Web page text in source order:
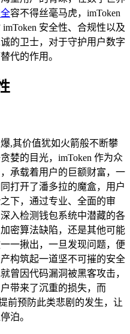
容不得丝毫马虎，imToken
安全性、合规性以及
的卫士，对于守护用户数字
代的作用。
,其价值犹如火箭般不断攀
婪的目光，imToken 作为众
承载着用户的巨额财富，一
打开了潘多拉的魔盒，用户
下，通过专业、全面的审
入检测钱包系统中潜藏的各
密算法缺陷，还是其他可能
一揪出，一旦发现问题，便
构筑起一道坚不可摧的安全
曾因代码漏洞被黑客攻击，
带来了沉重的损失，而
前预防此类悲剧的发生，让
泊。